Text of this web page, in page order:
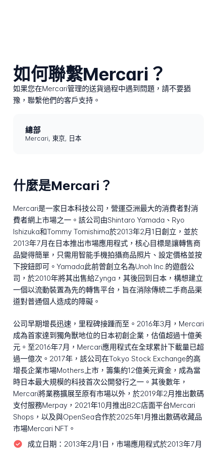
如何聯繫Mercari？
如果您在Mercari管理的送貨過程中遇到問題，請不要猶
豫，聯繫他們的客戶支持。
總部
Mercari, 東京, 日本
什麼是Mercari？
Mercari是一家日本科技公司，營運亞洲最大的消費者對消
費者網上市場之一。該公司由Shintaro Yamada、Ryo
Ishizuka和Tommy Tomishima於2013年2月1日創立，並於
2013年7月在日本推出市場應用程式，核心目標是讓轉售商
品變得簡單，只需用智能手機拍攝商品照片、設定價格並按
下按鈕即可。Yamada此前曾創立名為Unoh Inc.的遊戲公
司，於2010年將其出售給Zynga，其後回到日本，構想建立
一個以流動裝置為先的轉售平台，旨在消除傳統二手商品渠
道對普通個人造成的障礙。
公司早期增長迅速，里程碑接踵而至。2016年3月，Mercari
成為首家達到獨角獸地位的日本初創企業，估值超過十億美
元。至2016年7月，Mercari應用程式在全球累計下載量已超
過一億次。2017年，該公司在Tokyo Stock Exchange的高
增長企業市場Mothers上市，籌集約12億美元資金，成為當
時日本最大規模的科技首次公開發行之一。其後數年，
Mercari將業務擴展至原有市場以外，於2019年2月推出數碼
支付服務Merpay，2021年10月推出B2C店面平台Mercari
Shops，以及與OpenSea合作於2025年1月推出數碼收藏品
市場Mercari NFT。
成立日期： 2013年2月1日，市場應用程式於2013年7月